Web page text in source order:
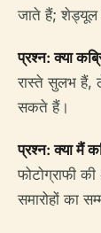
जाते हैं;
प्रश्न: क्या
रास्ते सुलभ हैं,
सकते हैं।
प्रश्न: क्या मैं
फोटोग्राफी
समारोहों का